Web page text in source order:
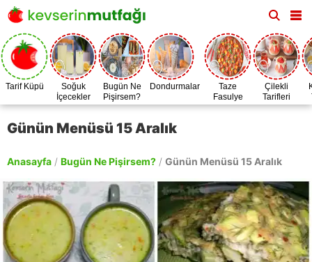
Tarif Küpü
Soğuk
İçecekler
Bugün Ne
Pişirsem?
Dondurmalar
Taze
Fasulye
Zamanı
Çilekli
Tarifleri
Günün Menüsü 15 Aralık
Anasayfa / Bugün Ne Pişirsem? / Günün Menüsü 15 Aralık